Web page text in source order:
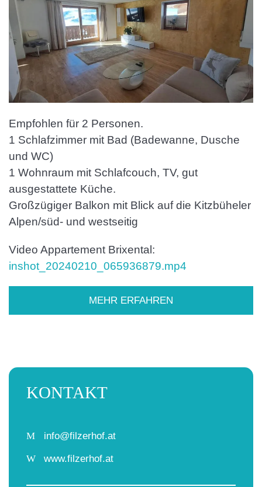
Empfohlen für 2 Personen.
1 Schlafzimmer mit Bad (Badewanne, Dusche
und WC)
1 Wohnraum mit Schlafcouch, TV, gut
ausgestattete Küche.
Großzügiger Balkon mit Blick auf die Kitzbüheler
Alpen/süd- und westseitig
Video Appartement Brixental:
inshot_20240210_065936879.mp4
MEHR ERFAHREN
KONTAKT
M info@filzerhof.at
W www.filzerhof.at